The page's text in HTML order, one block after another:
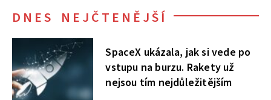
DNES NEJČTENĚJŠÍ
SpaceX ukázala, jak si vede po
vstupu na burzu. Rakety už
nejsou tím nejdůležitějším